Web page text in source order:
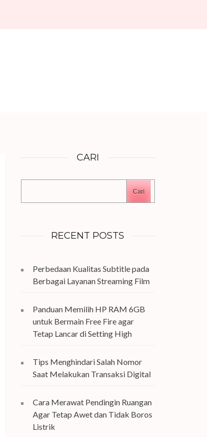
CARI
Cari
RECENT POSTS
Perbedaan Kualitas Subtitle pada
Berbagai Layanan Streaming Film
Panduan Memilih HP RAM 6GB
untuk Bermain Free Fire agar
Tetap Lancar di Setting High
Tips Menghindari Salah Nomor
Saat Melakukan Transaksi Digital
Cara Merawat Pendingin Ruangan
Agar Tetap Awet dan Tidak Boros
Listrik